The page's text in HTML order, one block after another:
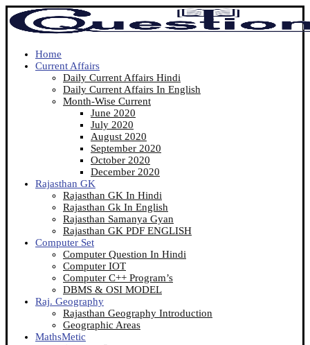
Home
Current Affairs
Daily Current Affairs Hindi
Daily Current Affairs In English
Month-Wise Current
June 2020
July 2020
August 2020
September 2020
October 2020
December 2020
Rajasthan GK
Rajasthan GK In Hindi
Rajasthan Gk In English
Rajasthan Samanya Gyan
Rajasthan GK PDF ENGLISH
Computer Set
Computer Question In Hindi
Computer IOT
Computer C++ Program’s
DBMS & OSI MODEL
Raj. Geography
Rajasthan Geography Introduction
Geographic Areas
MathsMetic